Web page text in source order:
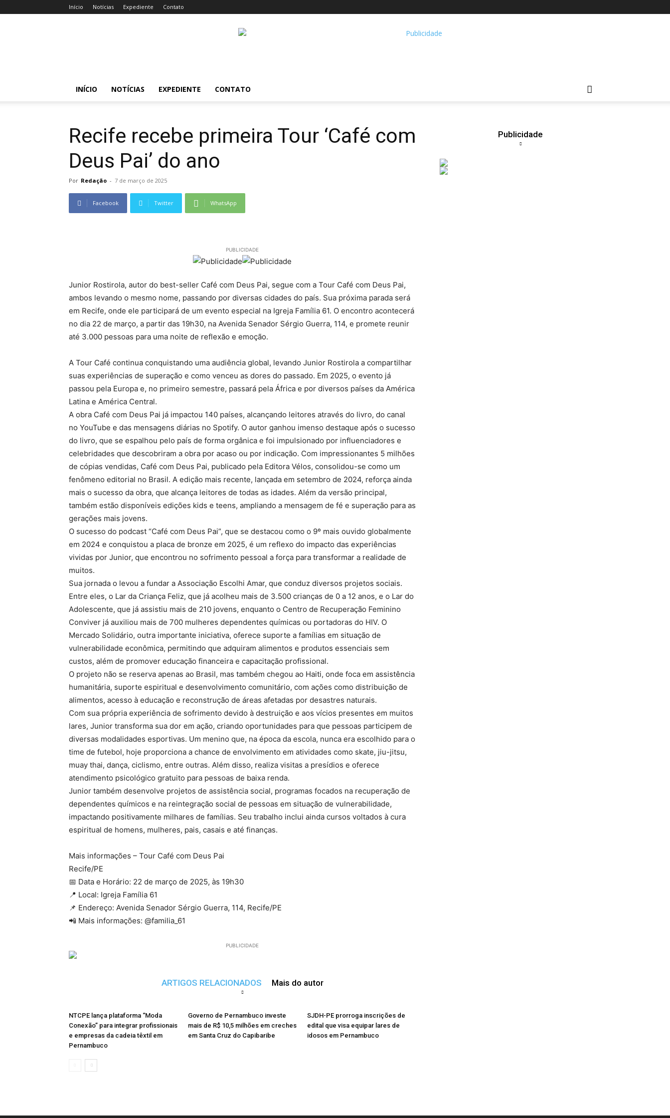
Início Notícias Expediente Contato
INÍCIO NOTÍCIAS EXPEDIENTE CONTATO
Recife recebe primeira Tour ‘Café com
Deus Pai’ do ano
Por Redação - 7 de março de 2025
Facebook Twitter WhatsApp
PUBLICIDADE
Junior Rostirola, autor do best-seller Café com Deus Pai, segue com a Tour Café com Deus Pai,
ambos levando o mesmo nome, passando por diversas cidades do país. Sua próxima parada será
em Recife, onde ele participará de um evento especial na Igreja Família 61. O encontro acontecerá
no dia 22 de março, a partir das 19h30, na Avenida Senador Sérgio Guerra, 114, e promete reunir
até 3.000 pessoas para uma noite de reflexão e emoção.
A Tour Café continua conquistando uma audiência global, levando Junior Rostirola a compartilhar
suas experiências de superação e como venceu as dores do passado. Em 2025, o evento já
passou pela Europa e, no primeiro semestre, passará pela África e por diversos países da América
Latina e América Central.
A obra Café com Deus Pai já impactou 140 países, alcançando leitores através do livro, do canal
no YouTube e das mensagens diárias no Spotify. O autor ganhou imenso destaque após o sucesso
do livro, que se espalhou pelo país de forma orgânica e foi impulsionado por influenciadores e
celebridades que descobriram a obra por acaso ou por indicação. Com impressionantes 5 milhões
de cópias vendidas, Café com Deus Pai, publicado pela Editora Vélos, consolidou-se como um
fenômeno editorial no Brasil. A edição mais recente, lançada em setembro de 2024, reforça ainda
mais o sucesso da obra, que alcança leitores de todas as idades. Além da versão principal,
também estão disponíveis edições kids e teens, ampliando a mensagem de fé e superação para as
gerações mais jovens.
O sucesso do podcast “Café com Deus Pai”, que se destacou como o 9º mais ouvido globalmente
em 2024 e conquistou a placa de bronze em 2025, é um reflexo do impacto das experiências
vividas por Junior, que encontrou no sofrimento pessoal a força para transformar a realidade de
muitos.
Sua jornada o levou a fundar a Associação Escolhi Amar, que conduz diversos projetos sociais.
Entre eles, o Lar da Criança Feliz, que já acolheu mais de 3.500 crianças de 0 a 12 anos, e o Lar do
Adolescente, que já assistiu mais de 210 jovens, enquanto o Centro de Recuperação Feminino
Conviver já auxiliou mais de 700 mulheres dependentes químicas ou portadoras do HIV. O
Mercado Solidário, outra importante iniciativa, oferece suporte a famílias em situação de
vulnerabilidade econômica, permitindo que adquiram alimentos e produtos essenciais sem
custos, além de promover educação financeira e capacitação profissional.
O projeto não se reserva apenas ao Brasil, mas também chegou ao Haiti, onde foca em assistência
humanitária, suporte espiritual e desenvolvimento comunitário, com ações como distribuição de
alimentos, acesso à educação e reconstrução de áreas afetadas por desastres naturais.
Com sua própria experiência de sofrimento devido à destruição e aos vícios presentes em muitos
lares, Junior transforma sua dor em ação, criando oportunidades para que pessoas participem de
diversas modalidades esportivas. Um menino que, na época da escola, nunca era escolhido para o
time de futebol, hoje proporciona a chance de envolvimento em atividades como skate, jiu-jitsu,
muay thai, dança, ciclismo, entre outras. Além disso, realiza visitas a presídios e oferece
atendimento psicológico gratuito para pessoas de baixa renda.
Junior também desenvolve projetos de assistência social, programas focados na recuperação de
dependentes químicos e na reintegração social de pessoas em situação de vulnerabilidade,
impactando positivamente milhares de famílias. Seu trabalho inclui ainda cursos voltados à cura
espiritual de homens, mulheres, pais, casais e até finanças.
Mais informações – Tour Café com Deus Pai
Recife/PE
📅 Data e Horário: 22 de março de 2025, às 19h30
📍 Local: Igreja Família 61
📌 Endereço: Avenida Senador Sérgio Guerra, 114, Recife/PE
📲 Mais informações: @familia_61
PUBLICIDADE
ARTIGOS RELACIONADOS Mais do autor
NTCPE lança plataforma “Moda
Conexão” para integrar profissionais
e empresas da cadeia têxtil em
Pernambuco
Governo de Pernambuco investe
mais de R$ 10,5 milhões em creches
em Santa Cruz do Capibaribe
SJDH-PE prorroga inscrições de
edital que visa equipar lares de
idosos em Pernambuco
Publicidade